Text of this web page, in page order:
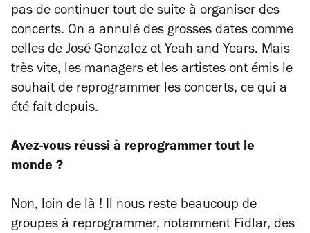
pas de continuer tout de suite à organiser des
concerts. On a annulé des grosses dates comme
celles de José Gonzalez et Yeah and Years. Mais
très vite, les managers et les artistes ont émis le
souhait de reprogrammer les concerts, ce qui a
été fait depuis.
Avez-vous réussi à reprogrammer tout le
monde ?
Non, loin de là ! Il nous reste beaucoup de
groupes à reprogrammer, notamment Fidlar, des